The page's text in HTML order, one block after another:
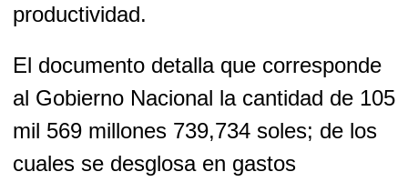
productividad.
El documento detalla que corresponde
al Gobierno Nacional la cantidad de 105
mil 569 millones 739,734 soles; de los
cuales se desglosa en gastos